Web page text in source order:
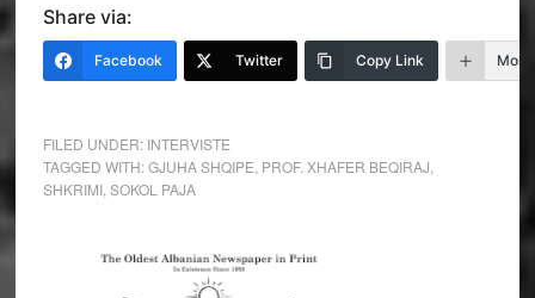
Share via:
Facebook Twitter Copy Link More
FILED UNDER: INTERVISTE
TAGGED WITH:GJUHA SHQIPE PROF. XHAFER BEQIRAJ
SHKRIMI, SOKOL PAJA